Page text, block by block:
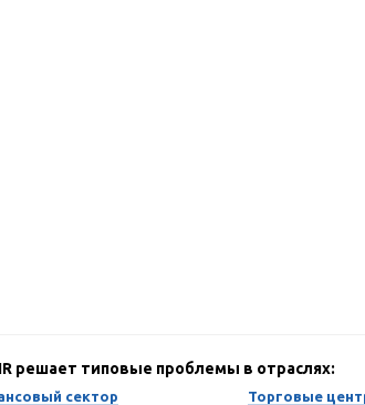
решает типовые проблемы в отраслях:
сектор
Торговые